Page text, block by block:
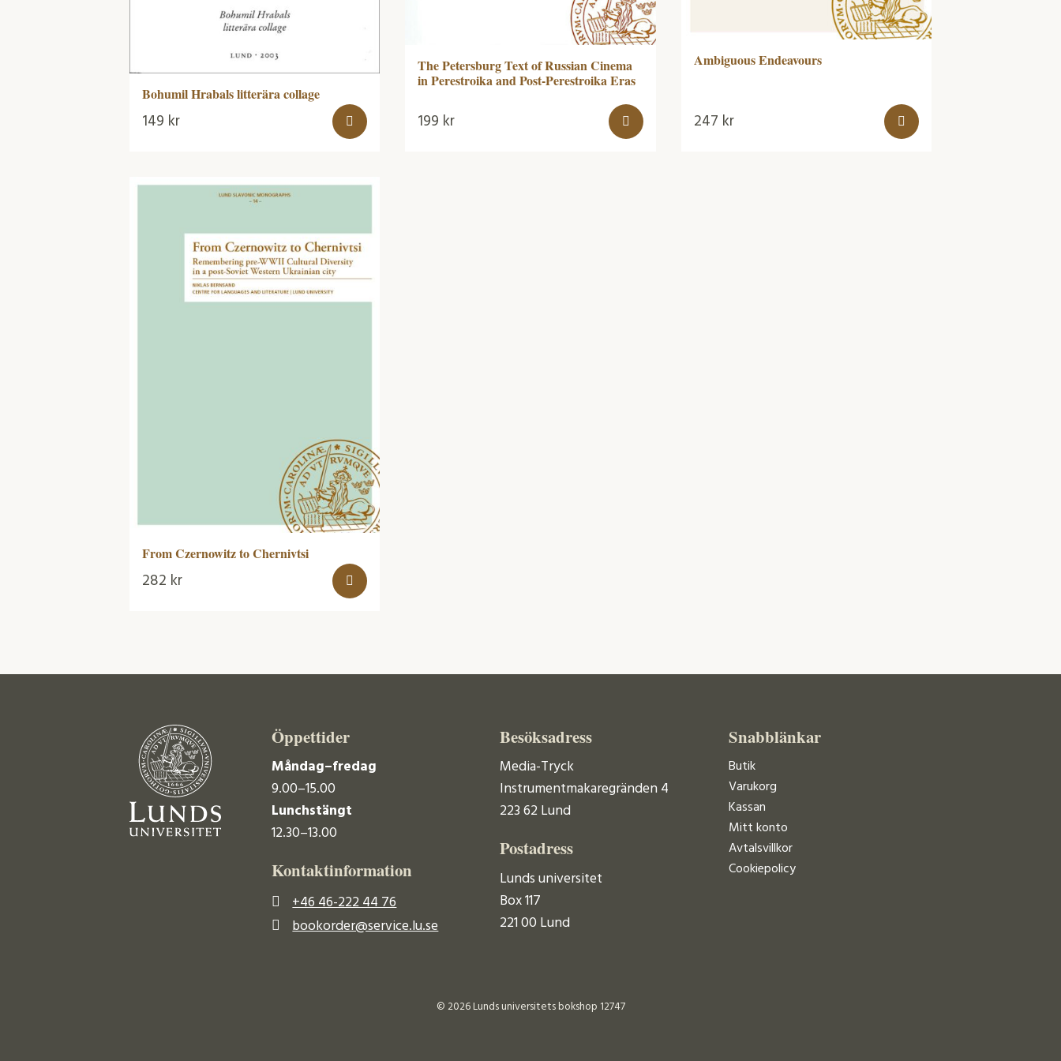
Bohumil Hrabals litterära collage
149 kr
The Petersburg Text of Russian Cinema
in Perestroika and Post-Perestroika Eras
199 kr
Ambiguous Endeavours
247 kr
From Czernowitz to Chernivtsi
282 kr
Öppettider
Måndag–fredag
9.00–15.00
Lunchstängt
12.30–13.00
Kontaktinformation
+46 46-222 44 76
bookorder@service.lu.se
Besöksadress
Media-Tryck
Instrumentmakaregränden 4
223 62 Lund
Postadress
Lunds universitet
Box 117
221 00 Lund
Snabblänkar
Butik
Varukorg
Kassan
Mitt konto
Avtalsvillkor
Cookiepolicy
© 2026 Lunds universitets bokshop 12747